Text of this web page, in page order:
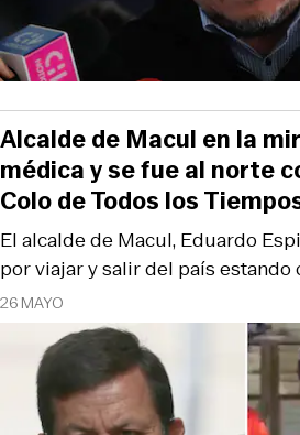
26 MAYO
El alcalde de Macul, Eduardo
por viajar y salir del país estando
Alcalde de Macul en la
médica y se fue al norte
Colo de Todos los